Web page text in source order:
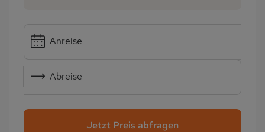
Anreise
Abreise
Jetzt Preis abfragen